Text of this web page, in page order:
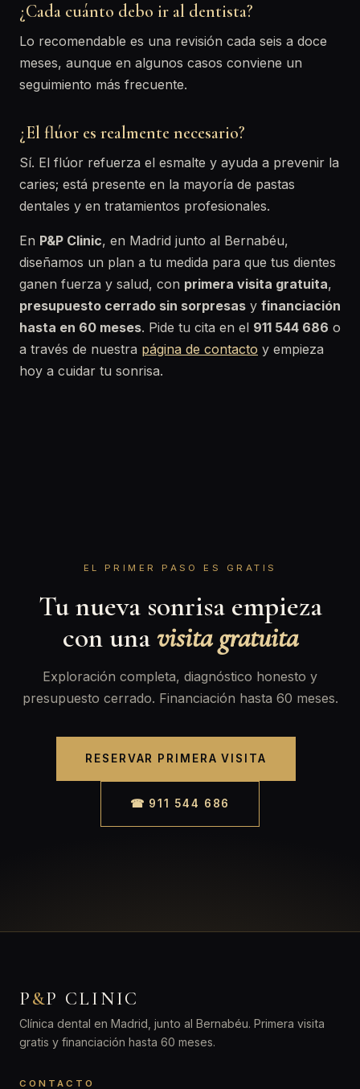
¿Cada cuánto debo ir al dentista?
Lo recomendable es una revisión cada seis a doce
meses, aunque en algunos casos conviene un
seguimiento más frecuente.
¿El flúor es realmente necesario?
Sí. El flúor refuerza el esmalte y ayuda a prevenir la
caries; está presente en la mayoría de pastas
dentales y en tratamientos profesionales.
En P&P Clinic, en Madrid junto al Bernabéu,
diseñamos un plan a tu medida para que tus dientes
ganen fuerza y salud, con primera visita gratuita,
presupuesto cerrado sin sorpresas y financiación
hasta en 60 meses. Pide tu cita en el 911 544 686 o
a través de nuestra página de contacto y empieza
hoy a cuidar tu sonrisa.
EL PRIMER PASO ES GRATIS
Tu nueva sonrisa empieza
con unavisita gratuita
Exploración completa, diagnóstico honesto y
presupuesto cerrado. Financiación hasta 60 meses.
RESERVAR PRIMERA VISITA
☎ 911 544 686
P&P CLINIC
Clínica dental en Madrid, junto al Bernabéu. Primera visita
gratis y financiación hasta 60 meses.
CONTACTO